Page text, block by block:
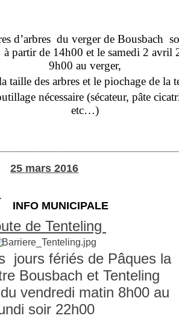
d’arbres du verger de Bousbach
partir de 14h00 et le samedi 2 avril
9h00 au verger,
taille des arbres et le piochage de la
nécessaire (sécateur, pâte
etc…)
25 mars 2016
INFO MUNICIPALE
de Tenteling
jours fériés de Pâques la
Bousbach et Tenteling
vendredi matin 8h00 au
soir 22h00